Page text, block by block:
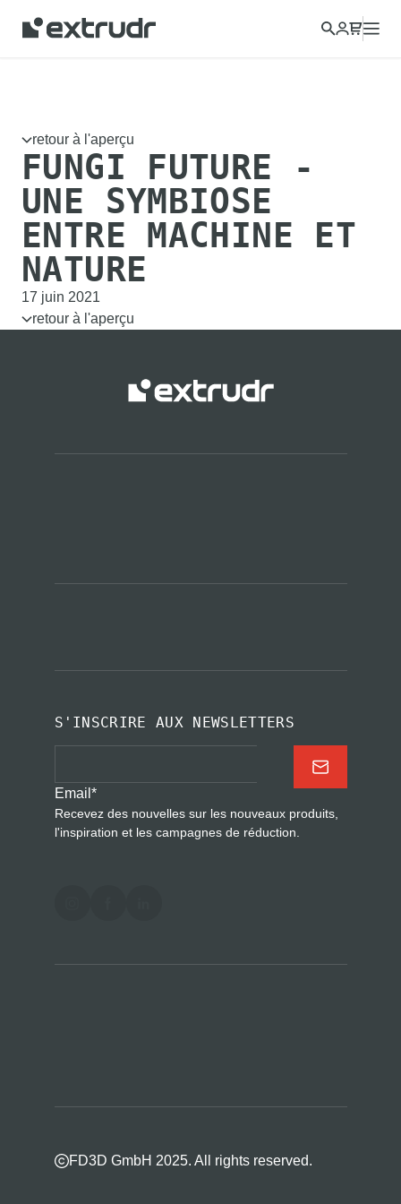
retour à l'aperçu
FUNGI FUTURE -
UNE SYMBIOSE
ENTRE MACHINE ET
NATURE
17 juin 2021
retour à l'aperçu
S'INSCRIRE AUX NEWSLETTERS
Email *
Recevez des nouvelles sur les nouveaux produits,
l'inspiration et les campagnes de réduction.
FD3D GmbH 2025. All rights reserved.